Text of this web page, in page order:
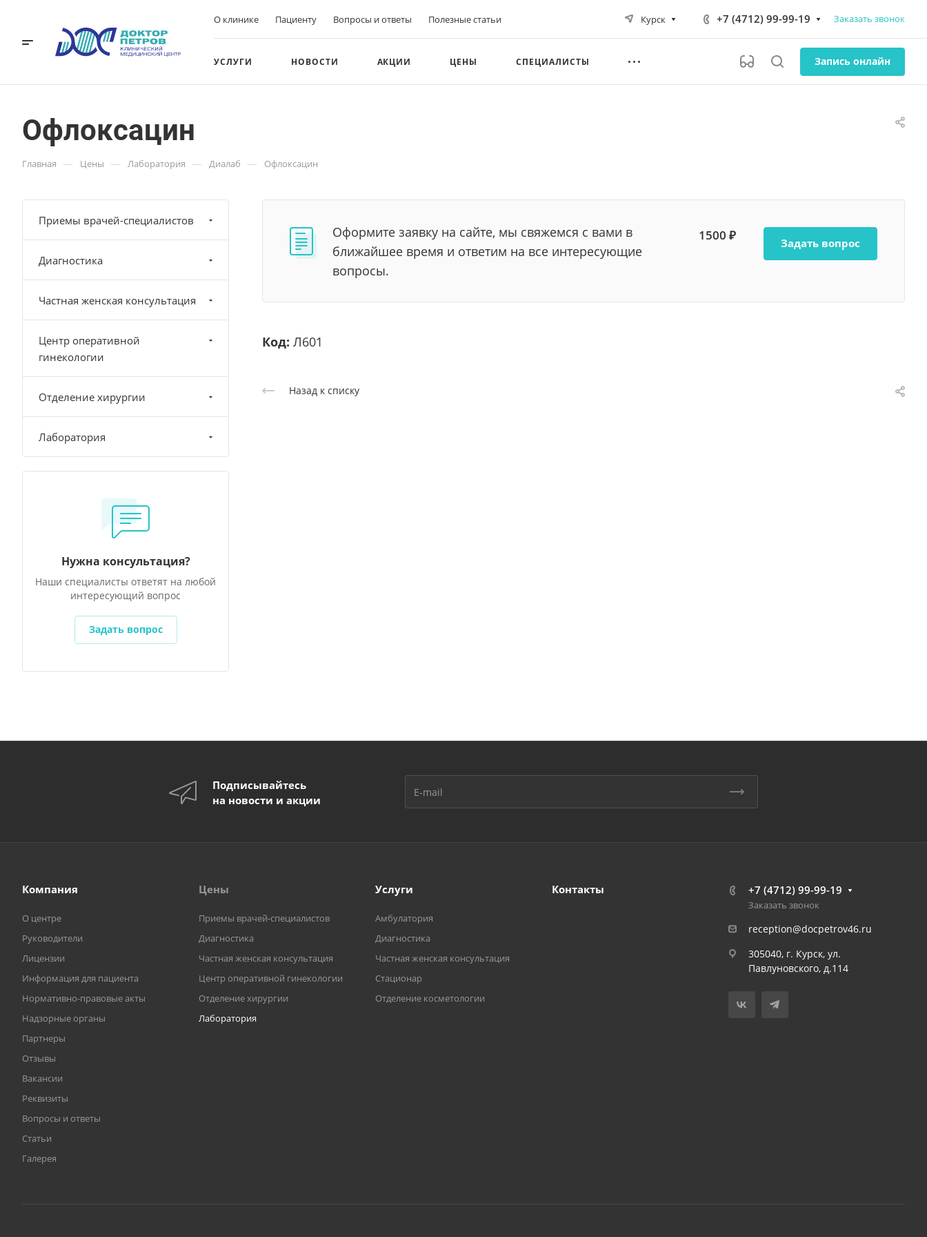
О клинике Пациенту Вопросы и ответы Полезные статьи Курск +7 (4712) 99-99-19 Заказать звонок
УСЛУГИ НОВОСТИ АКЦИИ ЦЕНЫ СПЕЦИАЛИСТЫ Запись онлайн
Офлоксацин
Главная — Цены — Лаборатория — Диалаб — Офлоксацин
Оформите заявку на сайте, мы свяжемся с вами в
ближайшее время и ответим на все интересующие
вопросы.
1500 ₽ Задать вопрос
Код: Л601
Назад к списку
Приемы врачей-специалистов
Диагностика
Частная женская консультация
Центр оперативной
гинекологии
Отделение хирургии
Лаборатория
Нужна консультация?
Наши специалисты ответят на любой
интересующий вопрос
Задать вопрос
Подписывайтесь
на новости и акции
Компания
О центре
Руководители
Лицензии
Информация для пациента
Нормативно-правовые акты
Надзорные органы
Партнеры
Отзывы
Вакансии
Реквизиты
Вопросы и ответы
Статьи
Галерея
Цены
Приемы врачей-специалистов
Диагностика
Частная женская консультация
Центр оперативной гинекологии
Отделение хирургии
Лаборатория
Услуги
Амбулатория
Диагностика
Частная женская консультация
Стационар
Отделение косметологии
Контакты +7 (4712) 99-99-19
Заказать звонок
reception@docpetrov46.ru
305040, г. Курск, ул.
Павлуновского, д.114